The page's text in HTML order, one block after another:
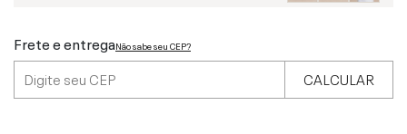
Frete e entregaNão sabe seu CEP?
CALCULAR